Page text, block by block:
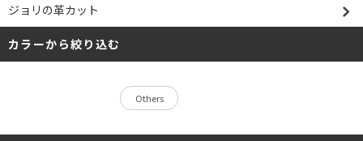
ジョリの革カット
カラーから絞り込む
Others